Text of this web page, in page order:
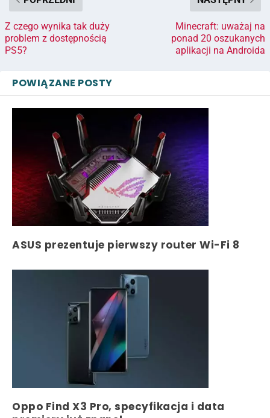
Z czego wynika tak duży
problem z dostępnością
PS5?
Minecraft: uważaj na
ponad 20 oszukanych
aplikacji na Androida
POWIĄZANE POSTY
ASUS prezentuje pierwszy router Wi-Fi 8
Oppo Find X3 Pro, specyfikacja i data